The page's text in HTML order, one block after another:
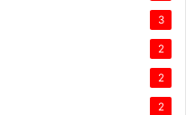
3
2
2
2